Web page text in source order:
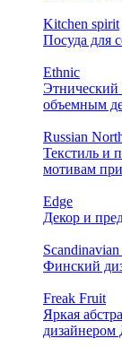
Kitchen spirit
Посуда для
Ethnic
Этнический
объемным
Russian
Текстиль и
мотивам
Edge
Декор и
Финский
Freak Fruit
Яркая